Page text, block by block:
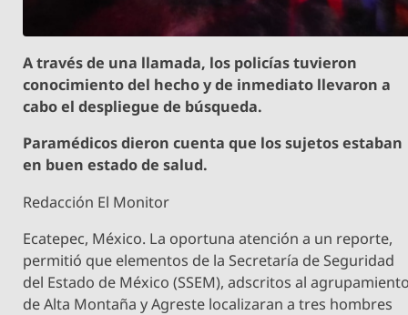
A través de una llamada, los policías tuvieron
conocimiento del hecho y de inmediato llevaron a
cabo el despliegue de búsqueda.
Paramédicos dieron cuenta que los sujetos estaban
en buen estado de salud.
Redacción El Monitor
Ecatepec, México. La oportuna atención a un reporte,
permitió que elementos de la Secretaría de Seguridad
del Estado de México (SSEM), adscritos al
de Alta Montaña y Agreste localizaran a tres hombres